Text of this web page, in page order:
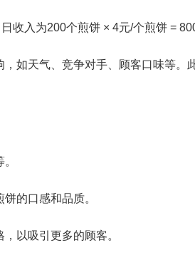
收入为200个煎饼 × 4元/个煎饼 =
如天气、竞争对手、顾客口味等。
的口感和品质。
以吸引更多的顾客。